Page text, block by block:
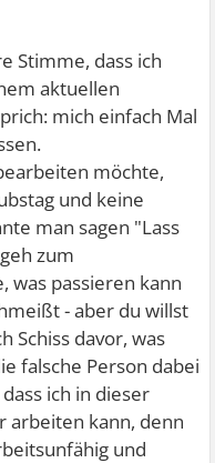
Stimme, dass ich
aktuellen
mich einfach Mal
möchte,
und keine
man sagen "Lass
zum
was passieren kann
- aber du willst
Schiss davor, was
falsche Person dabei
ich in dieser
arbeiten kann, denn
und